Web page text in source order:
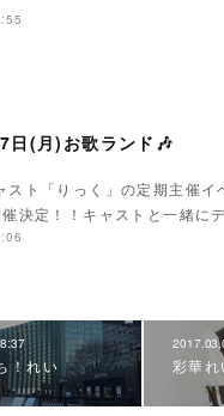
日(月)お歌ランド🎶
スト「りっく」の定期主催イ
決定！！キャストと一緒に
！れい 彩華れ